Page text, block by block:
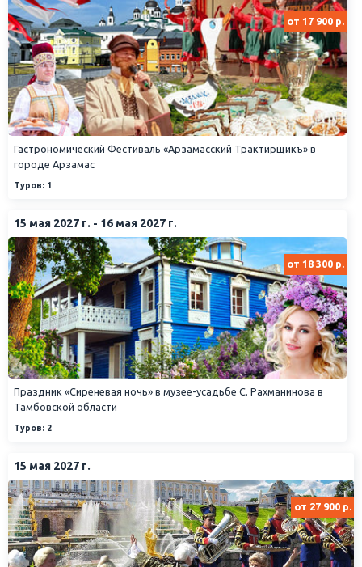
от 17 900 р.
Гастрономический Фестиваль «Арзамасский Трактирщикъ» в
городе Арзамас
Туров: 1
15 мая 2027 г. - 16 мая 2027 г.
от 18 300 р.
Праздник «Сиреневая ночь» в музее-усадьбе С. Рахманинова в
Тамбовской области
Туров: 2
15 мая 2027 г.
от 27 900 р.